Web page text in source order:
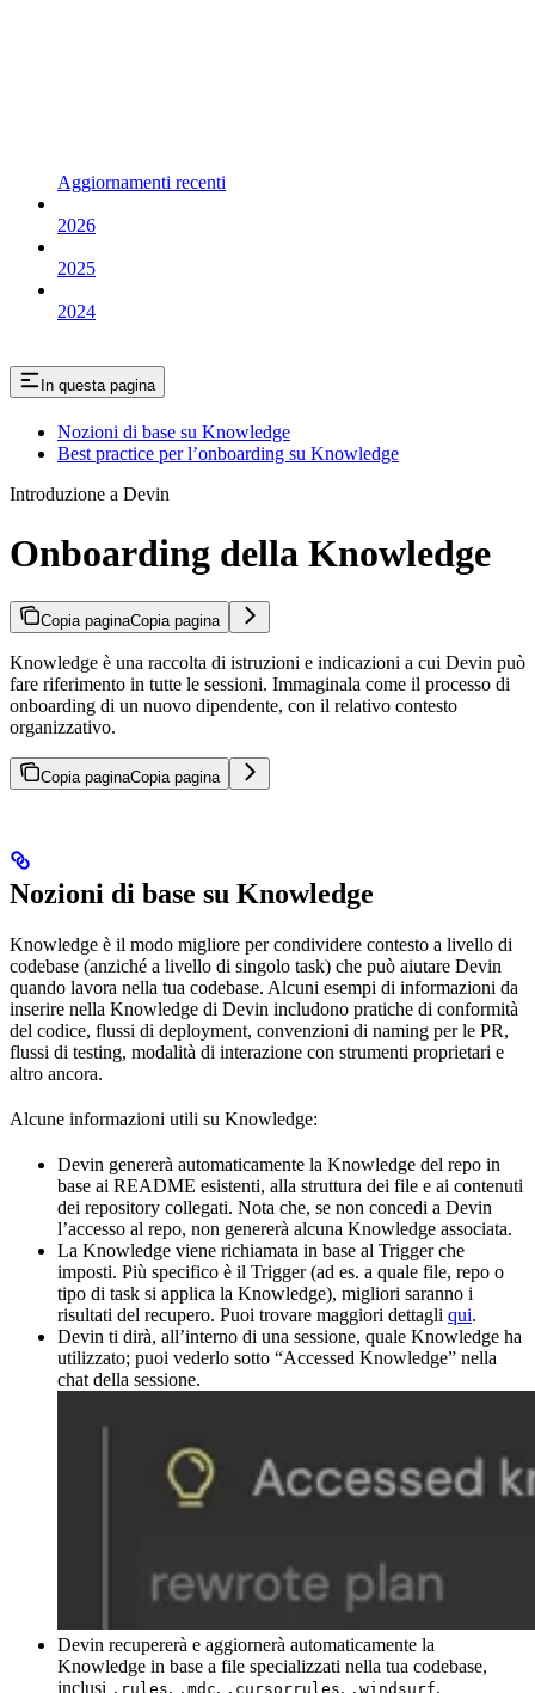
Aggiornamenti recenti
2026
2025
2024
In questa pagina
Nozioni di base su Knowledge
Best practice per l’onboarding su Knowledge
Introduzione a Devin
Onboarding della Knowledge
Copia paginaCopia pagina
Knowledge è una raccolta di istruzioni e indicazioni a cui Devin può
fare riferimento in tutte le sessioni. Immaginala come il processo di
onboarding di un nuovo dipendente, con il relativo contesto
organizzativo.
Copia paginaCopia pagina
Nozioni di base su Knowledge
Knowledge è il modo migliore per condividere contesto a livello di
codebase (anziché a livello di singolo task) che può aiutare Devin
quando lavora nella tua codebase. Alcuni esempi di informazioni da
inserire nella Knowledge di Devin includono pratiche di conformità
del codice, flussi di deployment, convenzioni di naming per le PR,
flussi di testing, modalità di interazione con strumenti proprietari e
altro ancora.
Alcune informazioni utili su Knowledge:
Devin genererà automaticamente la Knowledge del repo in
base ai README esistenti, alla struttura dei file e ai contenuti
dei repository collegati. Nota che, se non concedi a Devin
l’accesso al repo, non genererà alcuna Knowledge associata.
La Knowledge viene richiamata in base al Trigger che
imposti. Più specifico è il Trigger (ad es. a quale file, repo o
tipo di task si applica la Knowledge), migliori saranno i
risultati del recupero. Puoi trovare maggiori dettagli qui.
Devin ti dirà, all’interno di una sessione, quale Knowledge ha
utilizzato; puoi vederlo sotto “Accessed Knowledge” nella
chat della sessione.
Devin recupererà e aggiornerà automaticamente la
Knowledge in base a file specializzati nella tua codebase,
inclusi .rules, .mdc, .cursorrules, .windsurf,